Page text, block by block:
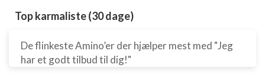
Top karmaliste (30 dage)
De flinkeste Amino’er der hjælper mest med "Jeg
har et godt tilbud til dig!"